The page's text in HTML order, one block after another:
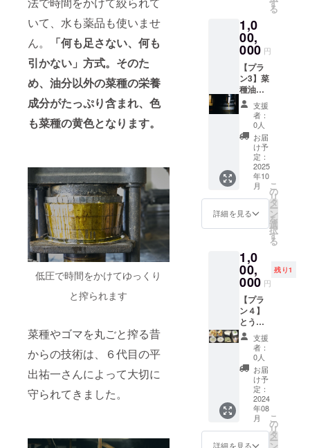
いて、水も薬品も使いませ
ん。
「何も足さない、何も
引かない」方式。そのた
め、油分以外の菜種の栄養
成分がたっぷり含まれ、色
も菜種の黄色となります。
低圧で時間をかけてゆっくり
と搾られます
菜種やゴマを丸ごと搾る昔
からの技術は、６代目の平
出祐一さんによって大切に
守られてきました。
豆、天
然にが
り、国
産味噌
など）
・「五
島の自
然海
塩」
100g（
原材料:
海水
（五島
海））
■感謝の
気持ち
を込め
て、お
礼の
セージ
をお送
りしま
す。 ■
搾油施
設付近
のクラ
ウド
ファン
ディン
グ感謝
掲示板
にお名
前掲載
（希望
者の
み、匿
名可）
ト・体
験会へ
の招待
券 １
枚 ■菜
種油２
合瓶
（330g)
２本 ■
感謝の
気持ち
を込め
て、お
礼の
メッ
セージ
をお送
りしま
す。 ■
搾油施
のクラ
ウド
ファン
ディン
グ感謝
掲示板
にお名
前掲載
（希望
者の
み、匿
名可）
・掲載
期間：
事業が
存続す
る限り
・掲載
原材料:
国産大
豆、天
然にが
り、菜
種油）
・「生
揚げ」6
個入り
（ 原材
料:国産
大豆、
天然に
がり、
菜種
油） ・
「もめ
ん豆
腐」1丁
（ 原材
大豆、
天然に
がり）
・「豆
幻郷」1
丁（ 原
材料:国
産青大
豆、天
然にが
り） ・
「青寄
せ豆
腐」1丁
（ 原材
料:国産
青大
豆、天
載を希
望され
るお名
前とふ
りがな
をご記
入くだ
さい。
■プロ
ジェク
ト進捗
レポー
トメー
ルを毎
月送信
しま
す。
認くだ
さい。
※このプ
ランは5
万円
コー
ス、10
万円
コー
ス、30
万円
コー
ス、50
万円
コー
ス、100
万円
コース
とで同
じリ
内容に
なりま
す。 ■
お楽し
み揚げ
物・豆
腐セッ
ト ・
「厚揚
げ」３
本入（
原材料:
国産大
豆、天
然にが
り、菜
種油）
・「生
コー
ス、30
万円
コー
ス、50
万円
コー
ス、100
万円
コース
とで同
じリ
ターン
内容に
なりま
す。 ----
-----------
-----------
-----------
-----------
--- A.
オープ
ニング
イベン
ト（搾
油見学
と豆腐
料理
付）
※2025
年10月
頃に喜
多方市
内で開
催 B.
油絞り
体験
※2025
万円
コー
ス、50
万円
コー
ス、100
万円
コース
とで同
じリ
ターン
内容に
なりま
す。 ■
記念ラ
ベルの
菜種油
２合瓶
（330g)
10本 ■
気持ち
を込め
て、お
礼の
メッ
セージ
をお送
りしま
す。 ■
搾油施
設付近
のクラ
ウド
ファン
ディン
グ感謝
掲示板
にお名
らは、
それに
加えて
「青寄
せ豆
腐」、
「白寄
せ豆
腐」、
「まる
でプリ
ン」、
「豆腐
の味噌
け」、
「五島
の自然
海塩
100g」
は、ク
ラウド
ファン
ディン
グ終了
後から
2024年
内。
クール
便なの
で、お
受け取
りの日
程を
メール
で相談
させて
いただ
待
券」、
クラウ
ドファ
ンディ
ング記
念ラベ
ルの菜
種油２
合瓶２
本を送
りま
す。招
待券は
下記
A~Cの
いずれ
か1回で
お使い
いただ
す。招
待券は
菜種油
ととも
に発送
しま
す。発
送は、
搾油施
設稼働
後の
2025年
秋の予
定。 ※
原材料
及び添
加物等
の食品
す
る
1,0
00,
000 円
【プラ
ン3】菜
種油２
合瓶
（330g)
100
万円
コース
出来上
がった
菜種油
を２合
瓶に詰
め、発
送しま
す。ク
ファン
ディン
グ記念
ラベ
ル。発
送は、
搾油施
設稼働
後の
2025年
秋の予
定にな
りま
す。 ※
原材料
及び添
加物等
の食品
支援
者：
0人
お届
け予
定：
2025
年10
月
詳細を見る
こ
の
リ
タ
ー
ン
を
選
択
す
る
1,0
00,
000 円
残り1
【プラ
ン４】
とうふ
屋おは
らのお
楽しみ
揚げ
物・豆
腐セッ
ト 100
万円
コース
最後の
平出油
支援
者：
0人
お届
け予
定：
2024
年08
月
詳細を見る
こ
の
リ
タ
ー